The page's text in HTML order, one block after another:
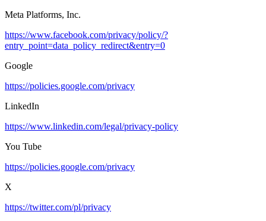
Meta Platforms, Inc.
https://www.facebook.com/privacy/policy/?
entry_point=data_policy_redirect&entry=0
Google
https://policies.google.com/privacy
LinkedIn
https://www.linkedin.com/legal/privacy-policy
You Tube
https://policies.google.com/privacy
X
https://twitter.com/pl/privacy